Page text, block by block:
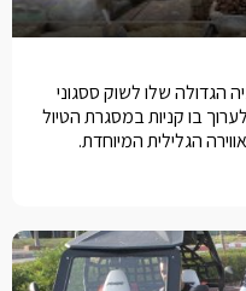
הגדולה שלו לשוק ססגוני
בו קניות במסגרת הטיול
הגלילית המיוחדת.